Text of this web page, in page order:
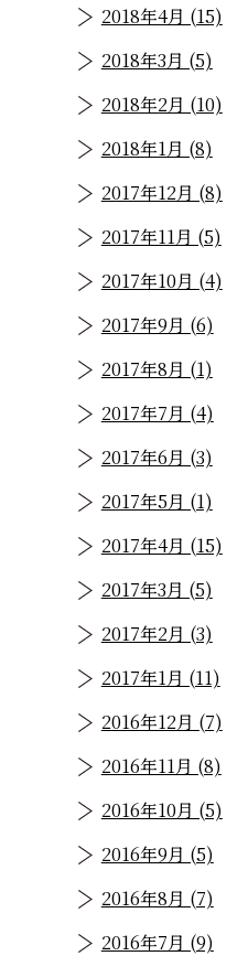
2018年4月 (15)
2018年3月 (5)
2018年2月 (10)
2018年1月 (8)
2017年12月 (8)
2017年11月 (5)
2017年10月 (4)
2017年9月 (6)
2017年8月 (1)
2017年7月 (4)
2017年6月 (3)
2017年5月 (1)
2017年4月 (15)
2017年3月 (5)
2017年2月 (3)
2017年1月 (11)
2016年12月 (7)
2016年11月 (8)
2016年10月 (5)
2016年9月 (5)
2016年8月 (7)
2016年7月 (9)